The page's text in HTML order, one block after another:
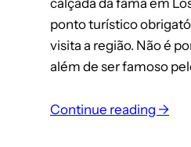
ponto turístico
visita a região. Não é
além de ser famoso
Continue reading →: